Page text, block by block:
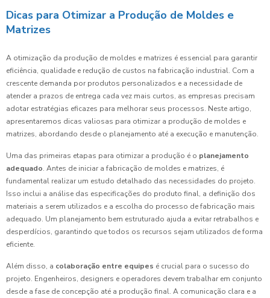
Dicas para Otimizar a Produção de Moldes e
Matrizes
A otimização da produção de moldes e matrizes é essencial para garantir
eficiência, qualidade e redução de custos na fabricação industrial. Com a
crescente demanda por produtos personalizados e a necessidade de
atender a prazos de entrega cada vez mais curtos, as empresas precisam
adotar estratégias eficazes para melhorar seus processos. Neste artigo,
apresentaremos dicas valiosas para otimizar a produção de moldes e
matrizes, abordando desde o planejamento até a execução e manutenção.
Uma das primeiras etapas para otimizar a produção é o planejamento
adequado. Antes de iniciar a fabricação de moldes e matrizes, é
fundamental realizar um estudo detalhado das necessidades do projeto.
Isso inclui a análise das especificações do produto final, a definição dos
materiais a serem utilizados e a escolha do processo de fabricação mais
adequado. Um planejamento bem estruturado ajuda a evitar retrabalhos e
desperdícios, garantindo que todos os recursos sejam utilizados de forma
eficiente.
Além disso, a colaboração entre equipes é crucial para o sucesso do
projeto. Engenheiros, designers e operadores devem trabalhar em conjunto
desde a fase de concepção até a produção final. A comunicação clara e a